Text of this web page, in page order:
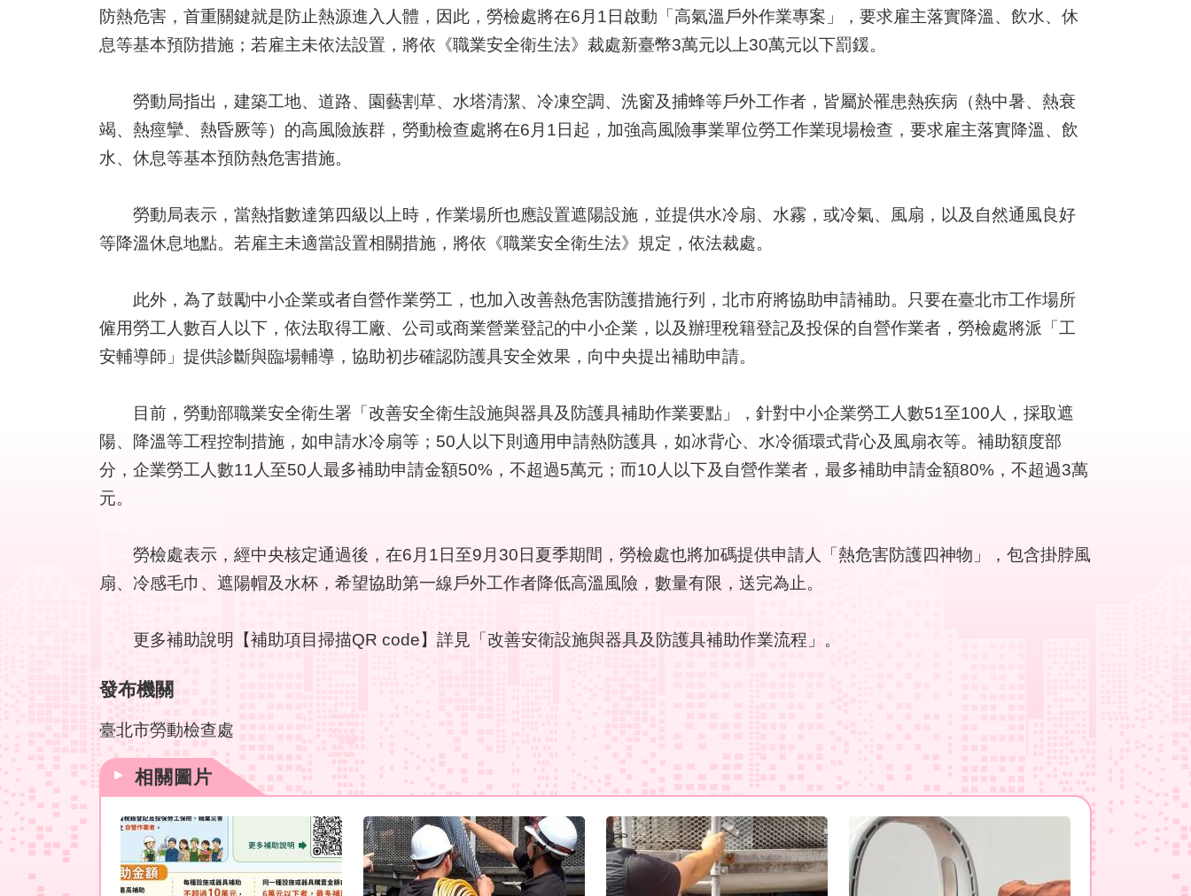
防熱危害，首重關鍵就是防止熱源進入人體，因此，勞檢處將在6月1日啟動「高氣溫戶外作業專案」，要求雇主落實降溫、飲水、休
息等基本預防措施；若雇主未依法設置，將依《職業安全衛生法》裁處新臺幣3萬元以上30萬元以下罰鍰。
勞動局指出，建築工地、道路、園藝割草、水塔清潔、冷凍空調、洗窗及捕蜂等戶外工作者，皆屬於罹患熱疾病（熱中暑、熱衰
竭、熱痙攣、熱昏厥等）的高風險族群，勞動檢查處將在6月1日起，加強高風險事業單位勞工作業現場檢查，要求雇主落實降溫、飲
水、休息等基本預防熱危害措施。
勞動局表示，當熱指數達第四級以上時，作業場所也應設置遮陽設施，並提供水冷扇、水霧，或冷氣、風扇，以及自然通風良好
等降溫休息地點。若雇主未適當設置相關措施，將依《職業安全衛生法》規定，依法裁處。
此外，為了鼓勵中小企業或者自營作業勞工，也加入改善熱危害防護措施行列，北市府將協助申請補助。只要在臺北市工作場所
僱用勞工人數百人以下，依法取得工廠、公司或商業營業登記的中小企業，以及辦理稅籍登記及投保的自營作業者，勞檢處將派「工
安輔導師」提供診斷與臨場輔導，協助初步確認防護具安全效果，向中央提出補助申請。
目前，勞動部職業安全衛生署「改善安全衛生設施與器具及防護具補助作業要點」，針對中小企業勞工人數51至100人，採取遮
陽、降溫等工程控制措施，如申請水冷扇等；50人以下則適用申請熱防護具，如冰背心、水冷循環式背心及風扇衣等。補助額度部
分，企業勞工人數11人至50人最多補助申請金額50%，不超過5萬元；而10人以下及自營作業者，最多補助申請金額80%，不超過3萬
元。
勞檢處表示，經中央核定通過後，在6月1日至9月30日夏季期間，勞檢處也將加碼提供申請人「熱危害防護四神物」，包含掛脖風
扇、冷感毛巾、遮陽帽及水杯，希望協助第一線戶外工作者降低高溫風險，數量有限，送完為止。
更多補助說明【補助項目掃描QR code】詳見「改善安衛設施與器具及防護具補助作業流程」。
發布機關
臺北市勞動檢查處
相關圖片